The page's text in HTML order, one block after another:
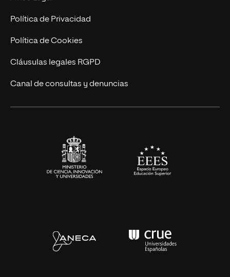
Marketing y Comunicación
Ingeniería
Diseño
Ciencias de la Salud
Política de Privacidad
Política de Cookies
Cláusulas legales RGPD
Canal de consultas y denuncias